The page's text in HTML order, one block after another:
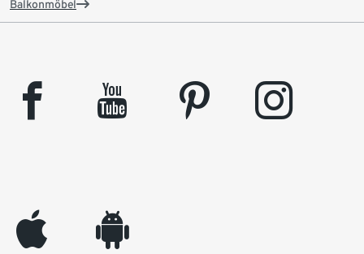
Balkonmöbel
facebook youtube pinterest instagram
appleinc android